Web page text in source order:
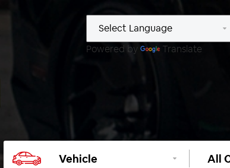
Powered by
Translate
vehicle
Select
category